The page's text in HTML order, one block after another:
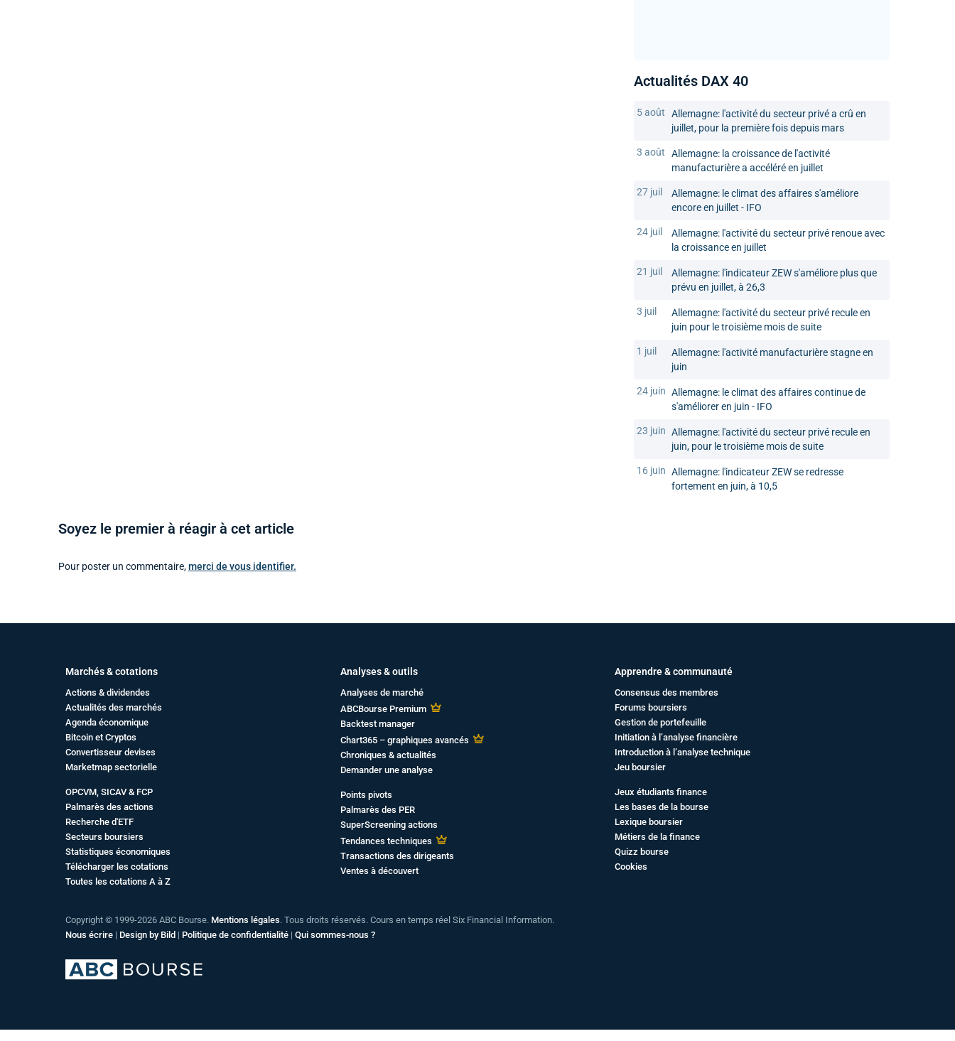
Actualités DAX 40
5 août
Allemagne: l'activité du secteur privé a crû en
juillet, pour la première fois depuis mars
3 août
Allemagne: la croissance de l'activité
manufacturière a accéléré en juillet
27 juil
Allemagne: le climat des affaires s'améliore
encore en juillet - IFO
24 juil
Allemagne: l'activité du secteur privé renoue avec
la croissance en juillet
21 juil
Allemagne: l'indicateur ZEW s'améliore plus que
prévu en juillet, à 26,3
3 juil
Allemagne: l'activité du secteur privé recule en
juin pour le troisième mois de suite
1 juil
Allemagne: l'activité manufacturière stagne en
juin
24 juin Allemagne: le climat des affaires continue de
s'améliorer en juin - IFO
23 juin Allemagne: l'activité du secteur privé recule en
juin, pour le troisième mois de suite
16 juin Allemagne: l'indicateur ZEW se redresse
fortement en juin, à 10,5
Soyez le premier à réagir à cet article
Pour poster un commentaire,merci de vous identifier.
Marchés & cotations
Actions & dividendes
Actualités des marchés
Agenda économique
Bitcoin et Cryptos
Convertisseur devises
Marketmap sectorielle
OPCVM, SICAV & FCP
Palmarès des actions
Recherche d'ETF
Secteurs boursiers
Statistiques économiques
Télécharger les cotations
Toutes les cotations A à Z
Analyses & outils
Analyses de marché
ABCBourse Premium
Backtest manager
Chart365 – graphiques avancés
Chroniques & actualités
Demander une analyse
Points pivots
Palmarès des PER
SuperScreening actions
Tendances techniques
Transactions des dirigeants
Ventes à découvert
Apprendre & communauté
Consensus des membres
Forums boursiers
Gestion de portefeuille
Initiation à l’analyse financière
Introduction à l’analyse technique
Jeu boursier
Jeux étudiants finance
Les bases de la bourse
Lexique boursier
Métiers de la finance
Quizz bourse
Cookies
Copyright © 1999-2026 ABC Bourse. Mentions légales. Tous droits réservés. Cours en temps réel Six Financial Information.
Nous écrire | Design by Bild | Politique de confidentialité | Qui sommes-nous ?